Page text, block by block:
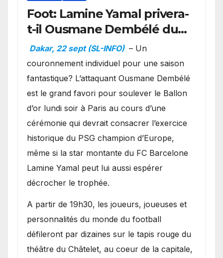
Foot: Lamine Yamal privera-
t-il Ousmane Dembélé du
Ballon d’or ?
Dakar, 22 sept (SL-INFO) – Un
couronnement individuel pour une saison
fantastique? L’attaquant Ousmane Dembélé
est le grand favori pour soulever le Ballon
d’or lundi soir à Paris au cours d’une
cérémonie qui devrait consacrer l’exercice
historique du PSG champion d’Europe,
même si la star montante du FC Barcelone
Lamine Yamal peut lui aussi espérer
décrocher le trophée.
A partir de 19h30, les joueurs, joueuses et
personnalités du monde du football
défileront par dizaines sur le tapis rouge du
théâtre du Châtelet, au coeur de la capitale,